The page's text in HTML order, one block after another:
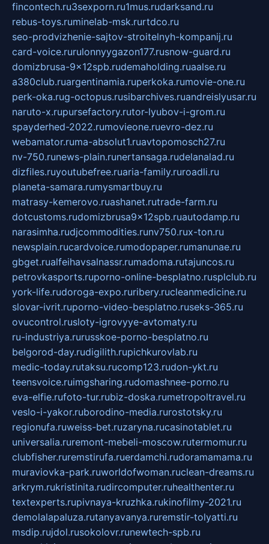
fincontech.ru3sexporn.ru1mus.rudarksand.ru
rebus-toys.ruminelab-msk.rurtdco.ru
seo-prodvizhenie-sajtov-stroitelnyh-kompanij.ru
card-voice.rurulonnyygazon177.rusnow-guard.ru
domizbrusa-9x12spb.rudemaholding.ruaalse.ru
a380club.ruargentinamia.ruperkoka.rumovie-one.ru
perk-oka.rug-octopus.rusibarchives.ruandreislyusar.ru
naruto-x.rupursefactory.rutor-lyubov-i-grom.ru
spayderhed-2022.rumovieone.ruevro-dez.ru
webamator.ruma-absolut1.ruavtopomosch27.ru
nv-750.runews-plain.runertansaga.rudelanalad.ru
dizfiles.ruyoutubefree.ruaria-family.ruroadli.ru
planeta-samara.rumysmartbuy.ru
matrasy-kemerovo.ruashanet.rutrade-farm.ru
dotcustoms.rudomizbrusa9x12spb.ruautodamp.ru
narasimha.rudjcommodities.runv750.rux-ton.ru
newsplain.rucardvoice.rumodopaper.rumanunae.ru
gbget.rualfeihavsalnassr.rumadoma.rutajuncos.ru
petrovkasports.ruporno-online-besplatno.rusplclub.ru
york-life.rudoroga-expo.ruribery.rucleanmedicine.ru
slovar-ivrit.ruporno-video-besplatno.ruseks-365.ru
ovucontrol.rusloty-igrovyye-avtomaty.ru
ru-industriya.rurusskoe-porno-besplatno.ru
belgorod-day.rudigilith.rupichkurovlab.ru
medic-today.rutaksu.rucomp123.rudon-ykt.ru
teensvoice.ruimgsharing.rudomashnee-porno.ru
eva-elfie.rufoto-tur.rubiz-doska.rumetropoltravel.ru
veslo-i-yakor.ruborodino-media.rurostotsky.ru
regionufa.ruweiss-bet.ruzaryna.rucasinotablet.ru
universalia.ruremont-mebeli-moscow.rutermomur.ru
clubfisher.ruremstirufa.ruerdamchi.rudoramamama.ru
muraviovka-park.ruworldofwoman.ruclean-dreams.ru
arkrym.rukristinita.rudircomputer.ruhealthenter.ru
textexperts.rupivnaya-kruzhka.rukinofilmy-2021.ru
demolalapaluza.rutanyavanya.ruremstir-tolyatti.ru
msdip.rujdol.rusokolovr.runewtech-spb.ru